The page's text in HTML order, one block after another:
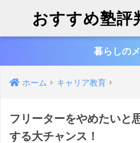
おすすめ塾評
暮らしの
ホーム キャリア教育
フリーターをやめたいと
する大チャンス！